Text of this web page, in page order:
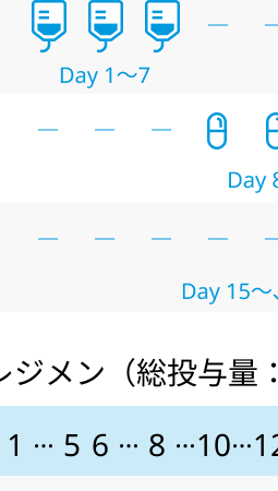
モグロブリンⓇ) 以外に
能となっている.
mg/kgを5日間投与. 2.5mg/kgが推
の国際共同前方視的比較試験によ
Ⓡの投与量は2.5mg/kgと3.5mg/kg
差がない
ことが示された.³⁾ トロ
動薬を併用することによる上乗
とから敢えて高用量のATGを投
とされている.¹⁾
過敏症状
を起こすことがある.
ドウ糖注射液500mLで希釈して､
予防のため､
ATG投与前に解熱
薬及び､ メチルプレドニゾロン又
kg/日を併用する.